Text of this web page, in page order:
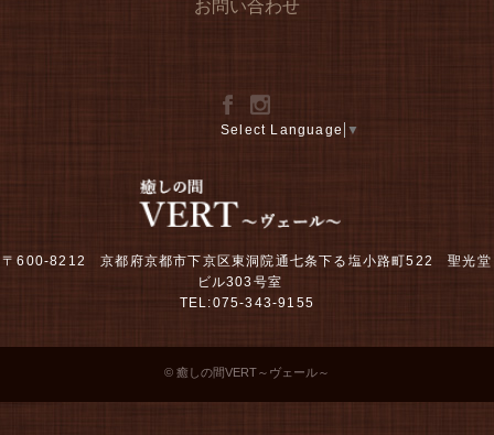
お問い合わせ
Select Language ▼
〒600-8212 京都府京都市下京区東洞院通七条下る塩小路町522 聖光堂
ビル303号室
TEL:075-343-9155
© 癒しの間VERT～ヴェール～